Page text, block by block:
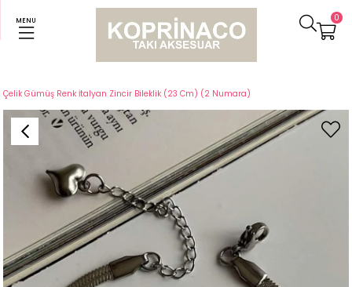
MENU 0
Bileklikler
Çelik Gümüş Renk İtalyan Zincir Bileklik (23 Cm) (2 Numara)